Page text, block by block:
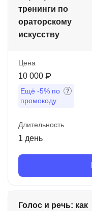
тренинги по
ораторскому
искусству
Цена
10 000 ₽
Ещё -5% по
промокоду
Длительность
1 день
Голос и речь: как